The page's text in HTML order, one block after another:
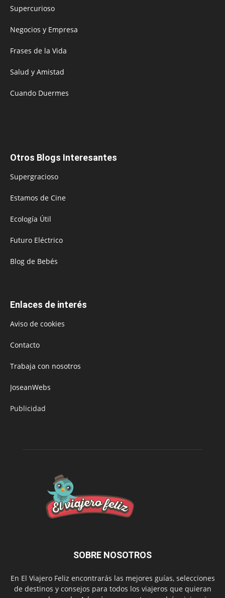
Supercurioso
Negocios y Empresa
Frases de la Vida
Salud y Amistad
Cuando Duermes
Otros Blogs Interesantes
Supergracioso
Estamos de Cine
Ecología Útil
Futuro Eléctrico
Blog de Bebés
Enlaces de interés
Aviso de cookies
Contacto
Trabaja con nosotros
JoseanWebs
Publicidad
SOBRE NOSOTROS
En El Viajero Feliz encontrarás las mejores guías, selecciones
de destinos y consejos para todos los viajeros que quieran